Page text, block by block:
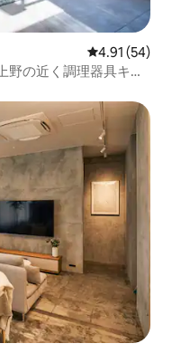
レビュー54
4.91 (54)
野の近く調理器具キッ